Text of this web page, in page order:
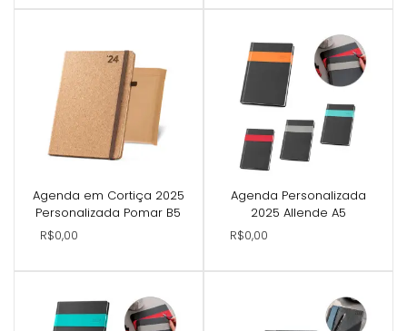
Agenda em Cortiça 2025
Personalizada Pomar B5
R$0,00
Agenda Personalizada
2025 Allende A5
R$0,00